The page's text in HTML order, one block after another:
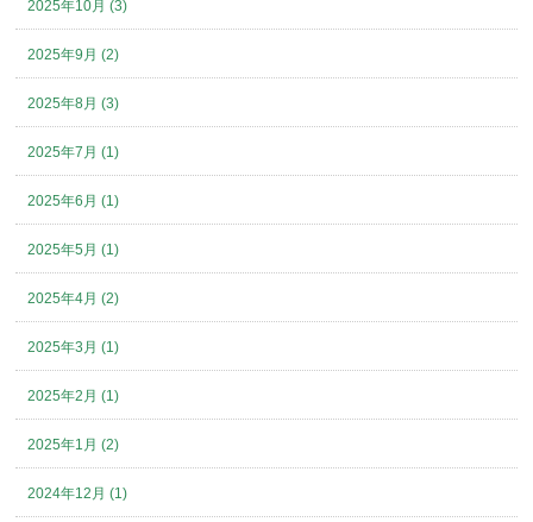
2025年10月 (3)
2025年9月 (2)
2025年8月 (3)
2025年7月 (1)
2025年6月 (1)
2025年5月 (1)
2025年4月 (2)
2025年3月 (1)
2025年2月 (1)
2025年1月 (2)
2024年12月 (1)